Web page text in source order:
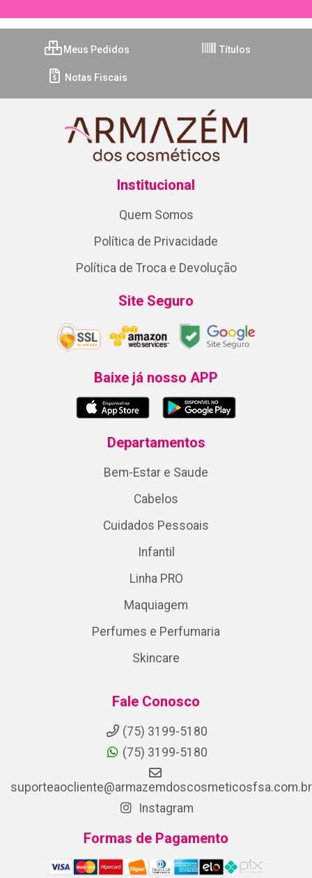
Meus Pedidos Títulos
Notas Fiscais
Institucional
Quem Somos
Política de Privacidade
Política de Troca e Devolução
Site Seguro
Baixe já nosso APP
Departamentos
Bem-Estar e Saude
Cabelos
Cuidados Pessoais
Infantil
Linha PRO
Maquiagem
Perfumes e Perfumaria
Skincare
Fale Conosco
(75) 3199-5180
(75) 3199-5180
suporteaocliente@armazemdoscosmeticosfsa.com.br
Instagram
Formas de Pagamento